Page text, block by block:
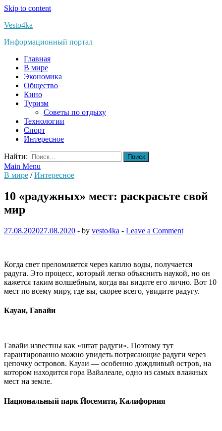
Skip to content
Vesto4ka
Информационный портал
Главная
В мире
Экономика
Общество
Кино
Туризм
Советы по отдыху
Технологии
Спорт
Интересное
Найти:
Main Menu
В мире /Интересное
10 «радужных» мест: раскрасьте свой
мир
27.08.202027.08.2020 - by vesto4ka - Leave a Comment
Когда свет преломляется через каплю воды, получается
радуга. Это процесс, который легко объяснить наукой, но он
кажется таким волшебным, когда вы видите его лично. Вот 10
мест по всему миру, где вы, скорее всего, увидите радугу.
Кауаи, Гавайи
Гавайи известны как «штат радуги». Поэтому тут
гарантированно можно увидеть потрясающие радуги через
цепочку островов. Кауаи — особенно дождливый остров, на
котором находится гора Вайалеале, одно из самых влажных
мест на земле.
Национальный парк Йосемити, Калифорния